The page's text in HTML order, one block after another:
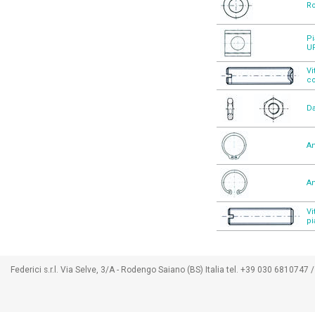
Federici s.r.l. Via Selve, 3/A - Rodengo Saiano (BS) Italia tel. +39 030